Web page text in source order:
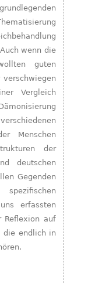
wenn die
guten
Vergleich
Menschen
der
deutschen
Gegenden
erfassten
Reflexion auf
die endlich in